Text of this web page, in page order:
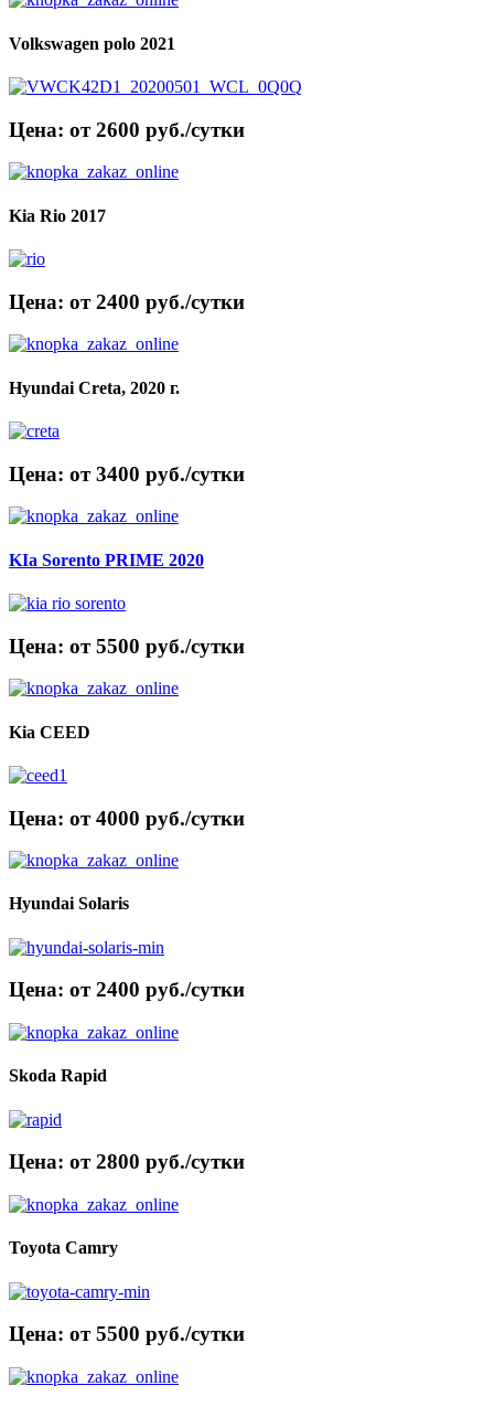
Volkswagen polo 2021
Цена: от 2600 руб./сутки
Kia Rio 2017
Цена: от 2400 руб./сутки
Hyundai Creta, 2020 г.
Цена: от 3400 руб./сутки
KIa Sorento PRIME 2020
Цена: от 5500 руб./сутки
Kia CEED
Цена: от 4000 руб./сутки
Hyundai Solaris
Цена: от 2400 руб./сутки
Skoda Rapid
Цена: от 2800 руб./сутки
Toyota Camry
Цена: от 5500 руб./сутки